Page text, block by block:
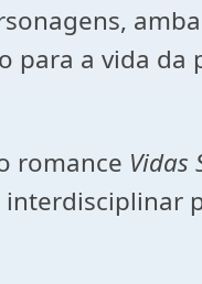
para a vida da
romance Vidas